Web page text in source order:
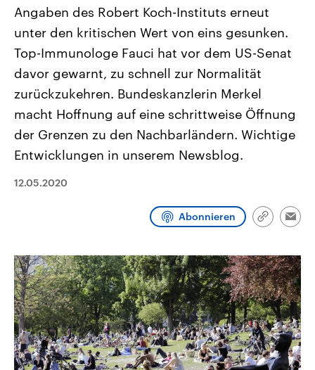
Landtagswahl Sachsen-Anhalt
2026
Alle Informationen
Sachsen-Anhalt wählt am 6.
September 2026 einen neuen
Landtag. Seit 2021 wird das
Bundesland von einer Koalition aus
Umfragen, Prognosen,
Wahlprogramme, aktuelle Berichte
und Hintergründe zu den Parteien
und Kandidaten der anstehenden
Wahl.
USA
Aktuelle Beiträge,
Hintergründe
Wirtschaftlich und
gehören die Vereinigten
den mächtigsten Ländern
mit großem Einfluss auf
Sendungen Programm Podcasts
Angaben des Robert Koch-Instituts erneut
unter den kritischen Wert von eins gesunken.
Top-Immunologe Fauci hat vor dem US-Senat
davor gewarnt, zu schnell zur Normalität
zurückzukehren. Bundeskanzlerin Merkel
macht Hoffnung auf eine schrittweise Öffnung
der Grenzen zu den Nachbarländern. Wichtige
Entwicklungen in unserem Newsblog.
12.05.2020
Abonnieren
Link